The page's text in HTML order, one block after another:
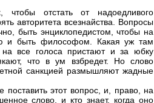
чтобы отстать от надоедливого
авторитета всезнайства. Вопросы
быть энциклопедистом, чтобы на
и быть философом. Какая уж там
все голоса пристают и за юбку
что в ум взбредет. Но слово
санкцией размышляют жадные
этот вопрос, и, право, на
слово, и кто знает, когда оно